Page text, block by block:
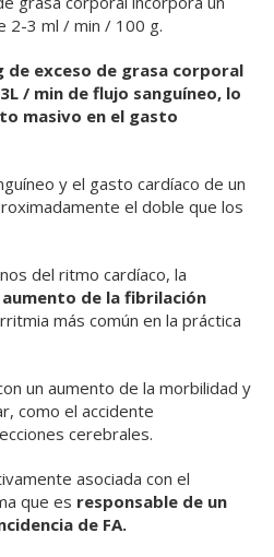
2-3 ml / min / 100 g.
de exceso de grasa corporal
/ min de flujo sanguíneo, lo
masivo en el gasto
y el gasto cardíaco de un
el doble que los
del ritmo cardíaco, la
aumento de la fibrilación
más común en la práctica
un aumento de la morbilidad y
como el accidente
cerebrales.
asociada con el
que es responsable de un
de FA.